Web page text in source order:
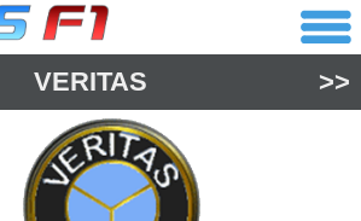
VERITAS >>